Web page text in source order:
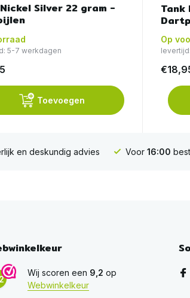
Silver 22 gram -
5-7 werkdagen
Toevoegen
Tank
Op
en deskundig advies Voor 16:00
Wij scoren een 9,2 op
Webwinkelkeur